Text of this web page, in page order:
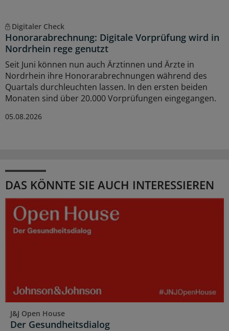
Digitaler Check
Honorarabrechnung: Digitale Vorprüfung wird in
Nordrhein rege genutzt
Seit Juni können nun auch Ärztinnen und Ärzte in
Nordrhein ihre Honorarabrechnungen während des
Quartals durchleuchten lassen. In den ersten beiden
Monaten sind über 20.000 Vorprüfungen eingegangen.
05.08.2026
DAS KÖNNTE SIE AUCH INTERESSIEREN
J&J Open House
Der Gesundheitsdialog